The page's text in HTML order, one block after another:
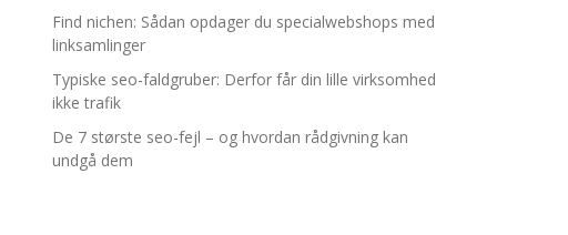
Find nichen: Sådan opdager du specialwebshops med
linksamlinger
Typiske seo-faldgruber: Derfor får din lille virksomhed
ikke trafik
De 7 største seo-fejl – og hvordan rådgivning kan
undgå dem